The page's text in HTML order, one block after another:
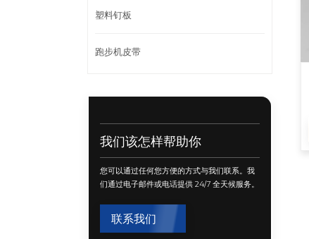
塑料钉板
跑步机皮带
我们该怎样帮助你
您可以通过任何您方便的方式与我们联系。我
们通过电子邮件或电话提供 24/7 全天候服务。
联系我们